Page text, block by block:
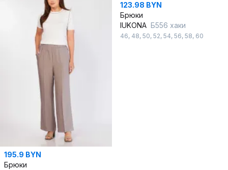
195.9 BYN
Брюки
123.98 BYN
Брюки
IUKONA Б556 хаки
46, 48, 50, 52, 54, 56, 58, 60